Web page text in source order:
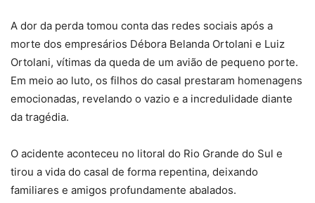
A dor da perda tomou conta das redes sociais após a
morte dos empresários Débora Belanda Ortolani e Luiz
Ortolani, vítimas da queda de um avião de pequeno porte.
Em meio ao luto, os filhos do casal prestaram homenagens
emocionadas, revelando o vazio e a incredulidade diante
da tragédia.
O acidente aconteceu no litoral do Rio Grande do Sul e
tirou a vida do casal de forma repentina, deixando
familiares e amigos profundamente abalados.